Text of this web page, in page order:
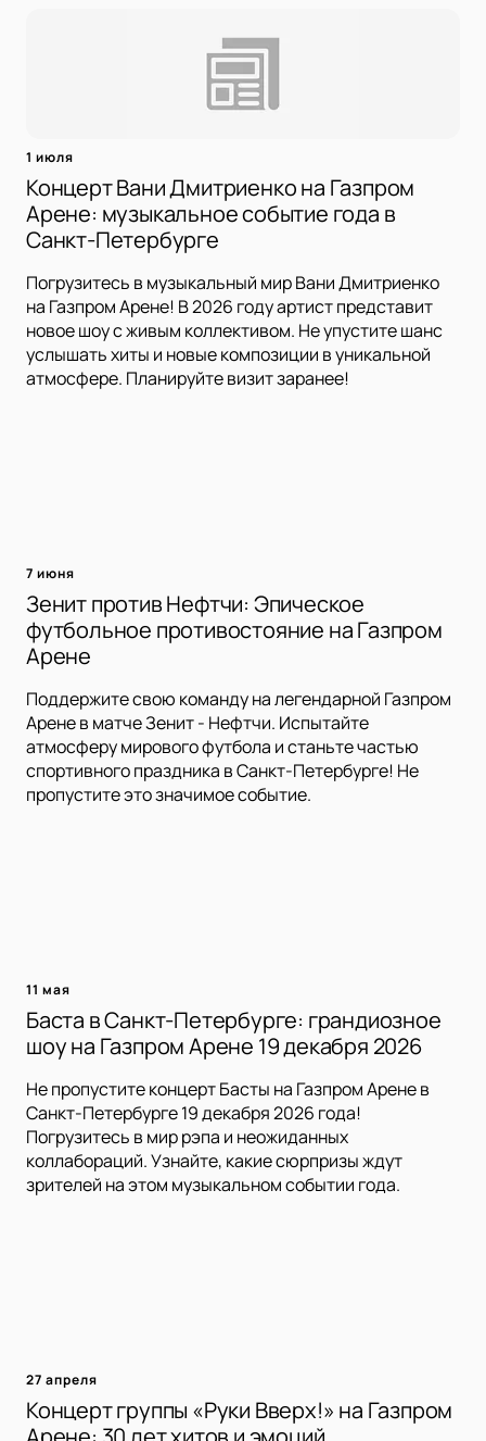
1 июля
Концерт Вани Дмитриенко на Газпром
Арене: музыкальное событие года в
Санкт-Петербурге
Погрузитесь в музыкальный мир Вани Дмитриенко
на Газпром Арене! В 2026 году артист представит
новое шоу с живым коллективом. Не упустите шанс
услышать хиты и новые композиции в уникальной
атмосфере. Планируйте визит заранее!
7 июня
Зенит против Нефтчи: Эпическое
футбольное противостояние на Газпром
Арене
Поддержите свою команду на легендарной Газпром
Арене в матче Зенит - Нефтчи. Испытайте
атмосферу мирового футбола и станьте частью
спортивного праздника в Санкт-Петербурге! Не
пропустите это значимое событие.
11 мая
Баста в Санкт-Петербурге: грандиозное
шоу на Газпром Арене 19 декабря 2026
Не пропустите концерт Басты на Газпром Арене в
Санкт-Петербурге 19 декабря 2026 года!
Погрузитесь в мир рэпа и неожиданных
коллабораций. Узнайте, какие сюрпризы ждут
зрителей на этом музыкальном событии года.
27 апреля
Концерт группы «Руки Вверх!» на Газпром